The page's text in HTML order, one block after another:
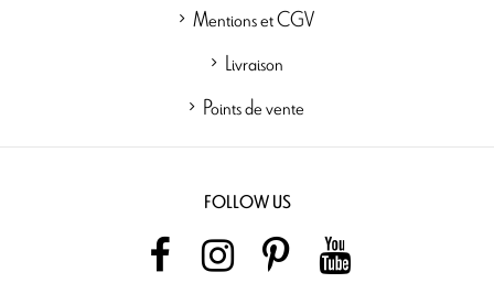
Mentions et CGV
Livraison
Points de vente
FOLLOW US